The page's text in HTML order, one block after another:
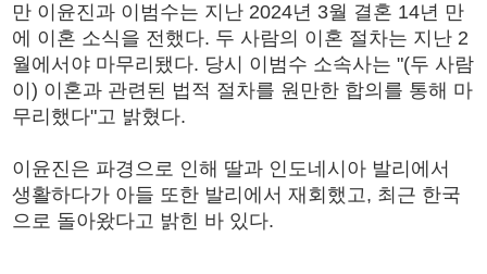
만 이윤진과 이범수는 지난 2024년 3월 결혼 14년 만
에 이혼 소식을 전했다. 두 사람의 이혼 절차는 지난 2
월에서야 마무리됐다. 당시 이범수 소속사는 "(두 사람
이) 이혼과 관련된 법적 절차를 원만한 합의를 통해 마
무리했다"고 밝혔다.
이윤진은 파경으로 인해 딸과 인도네시아 발리에서
생활하다가 아들 또한 발리에서 재회했고, 최근 한국
으로 돌아왔다고 밝힌 바 있다.